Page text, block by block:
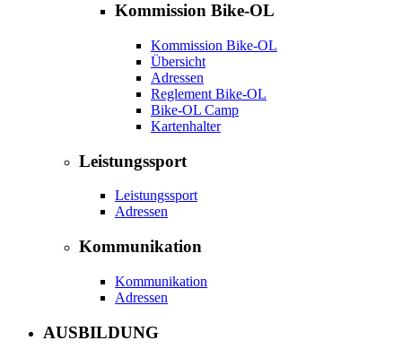
Kommission Bike-OL
Kommission Bike-OL
Übersicht
Adressen
Reglement Bike-OL
Bike-OL Camp
Kartenhalter
Leistungssport
Leistungssport
Adressen
Kommunikation
Kommunikation
Adressen
AUSBILDUNG